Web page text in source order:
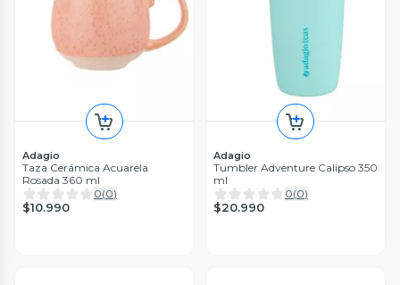
Adagio
Taza Cerámica Acuarela
Rosada 360 ml
0(0)
$10.990
Adagio
Tumbler Adventure Calipso 350
ml
0(0)
$20.990